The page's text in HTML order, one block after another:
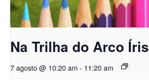
Na Trilha do Arco Íris
7 agosto @ 10:20 am - 11:20 am